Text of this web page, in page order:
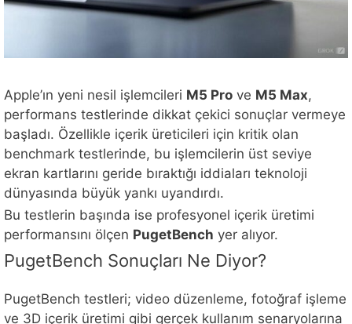
Apple’ın yeni nesil işlemcileri M5 Pro ve M5 Max,
performans testlerinde dikkat çekici sonuçlar vermeye
başladı. Özellikle içerik üreticileri için kritik olan
benchmark testlerinde, bu işlemcilerin üst seviye
ekran kartlarını geride bıraktığı iddiaları teknoloji
dünyasında büyük yankı uyandırdı.
Bu testlerin başında ise profesyonel içerik üretimi
performansını ölçen PugetBench yer alıyor.
PugetBench Sonuçları Ne Diyor?
PugetBench testleri; video düzenleme, fotoğraf işleme
ve 3D içerik üretimi gibi gerçek kullanım senaryolarına